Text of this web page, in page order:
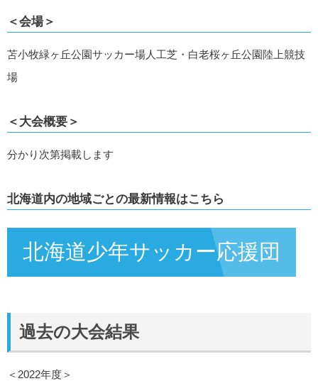
＜会場＞
苫小牧緑ヶ丘公園サッカー場人工芝・白老桜ヶ丘公園陸上競技
場
＜大会概要＞
分かり次第掲載します
北海道内の地域ごとの最新情報はこちら
北海道少年サッカー応援団
過去の大会結果
＜2022年度＞